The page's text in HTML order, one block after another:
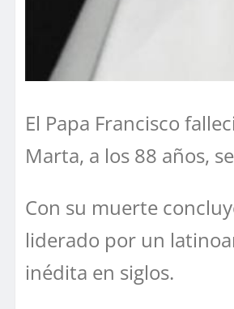
El Papa Francisco
Marta, a los 88 años,
Con su muerte
liderado por un
inédita en siglos.